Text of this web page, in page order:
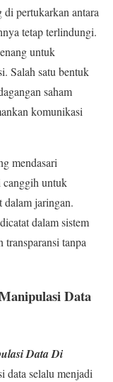
pertukarkan antara
tetap terlindungi.
untuk
Salah satu bentuk
saham
komunikasi
mendasari
canggih untuk
dalam jaringan.
dalam sistem
tanpa
Data
Data Di
data selalu menjadi